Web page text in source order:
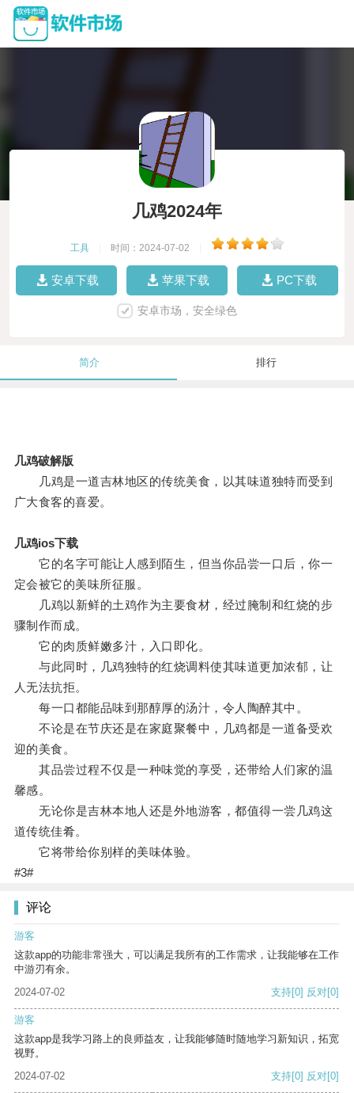
几鸡2024年
工具 时间：2024-07-02
安卓下载 苹果下载 PC下载
安卓市场，安全绿色
简介 排行
几鸡破解版
几鸡是一道吉林地区的传统美食，以其味道独特而受到
广大食客的喜爱。
几鸡ios下载
它的名字可能让人感到陌生，但当你品尝一口后，你一
定会被它的美味所征服。
几鸡以新鲜的土鸡作为主要食材，经过腌制和红烧的步
骤制作而成。
它的肉质鲜嫩多汁，入口即化。
与此同时，几鸡独特的红烧调料使其味道更加浓郁，让
人无法抗拒。
每一口都能品味到那醇厚的汤汁，令人陶醉其中。
不论是在节庆还是在家庭聚餐中，几鸡都是一道备受欢
迎的美食。
其品尝过程不仅是一种味觉的享受，还带给人们家的温
馨感。
无论你是吉林本地人还是外地游客，都值得一尝几鸡这
道传统佳肴。
它将带给你别样的美味体验。
#3#
评论
游客
这款app的功能非常强大，可以满足我所有的工作需求，让我能够在工作
中游刃有余。
2024-07-02
支持[0] 反对[0]
游客
这款app是我学习路上的良师益友，让我能够随时随地学习新知识，拓宽
视野。
2024-07-02
支持[0] 反对[0]